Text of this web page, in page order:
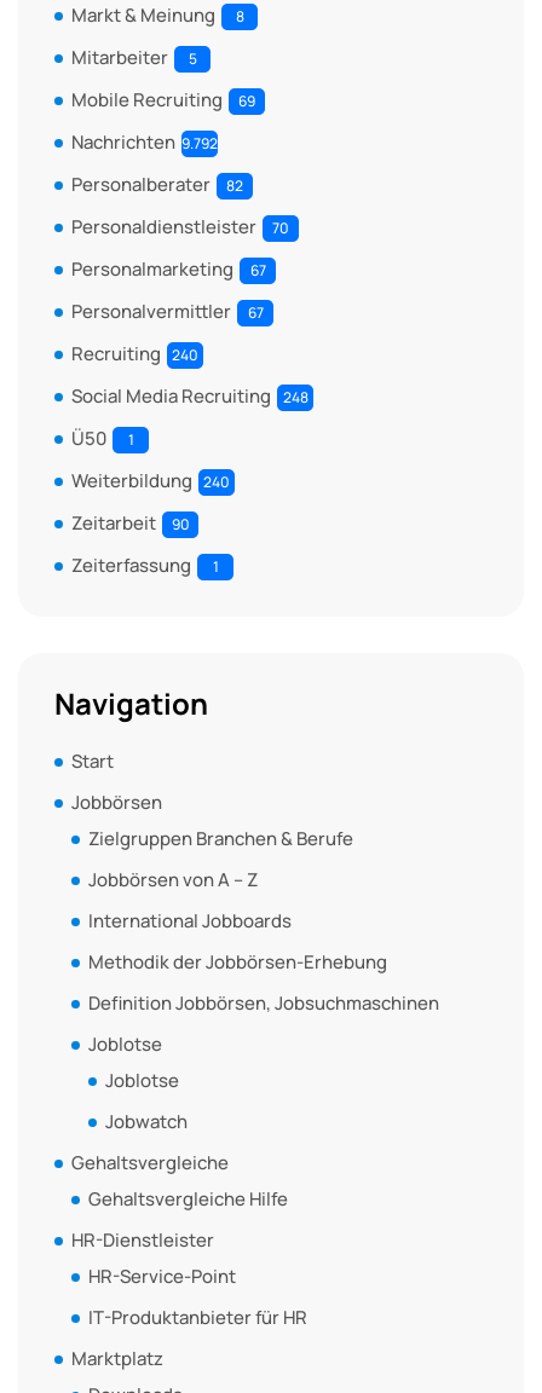
Markt & Meinung 8
Mitarbeiter 5
Mobile Recruiting 69
Nachrichten 9.792
Personalberater 82
Personaldienstleister 70
Personalmarketing 67
Personalvermittler 67
Recruiting 240
Social Media Recruiting 248
Ü50 1
Weiterbildung 240
Zeitarbeit 90
Zeiterfassung 1
Navigation
Start
Jobbörsen
Zielgruppen Branchen & Berufe
Jobbörsen von A – Z
International Jobboards
Methodik der Jobbörsen-Erhebung
Definition Jobbörsen, Jobsuchmaschinen
Joblotse
Joblotse
Jobwatch
Gehaltsvergleiche
Gehaltsvergleiche Hilfe
HR-Dienstleister
HR-Service-Point
IT-Produktanbieter für HR
Marktplatz